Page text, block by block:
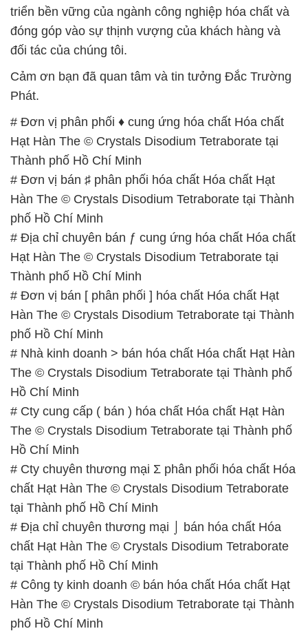
triển bền vững của ngành công nghiệp hóa chất và
đóng góp vào sự thịnh vượng của khách hàng và
đối tác của chúng tôi.
Cảm ơn bạn đã quan tâm và tin tưởng Đắc Trường
Phát.
# Đơn vị phân phối ♦ cung ứng hóa chất Hóa chất
Hạt Hàn The © Crystals Disodium Tetraborate tại
Thành phố Hồ Chí Minh
# Đơn vị bán ♯ phân phối hóa chất Hóa chất Hạt
Hàn The © Crystals Disodium Tetraborate tại Thành
phố Hồ Chí Minh
# Địa chỉ chuyên bán ƒ cung ứng hóa chất Hóa chất
Hạt Hàn The © Crystals Disodium Tetraborate tại
Thành phố Hồ Chí Minh
# Đơn vị bán [ phân phối ] hóa chất Hóa chất Hạt
Hàn The © Crystals Disodium Tetraborate tại Thành
phố Hồ Chí Minh
# Nhà kinh doanh > bán hóa chất Hóa chất Hạt Hàn
The © Crystals Disodium Tetraborate tại Thành phố
Hồ Chí Minh
# Cty cung cấp ( bán ) hóa chất Hóa chất Hạt Hàn
The © Crystals Disodium Tetraborate tại Thành phố
Hồ Chí Minh
# Cty chuyên thương mại Σ phân phối hóa chất Hóa
chất Hạt Hàn The © Crystals Disodium Tetraborate
tại Thành phố Hồ Chí Minh
# Địa chỉ chuyên thương mại ⌡ bán hóa chất Hóa
chất Hạt Hàn The © Crystals Disodium Tetraborate
tại Thành phố Hồ Chí Minh
# Công ty kinh doanh © bán hóa chất Hóa chất Hạt
Hàn The © Crystals Disodium Tetraborate tại Thành
phố Hồ Chí Minh